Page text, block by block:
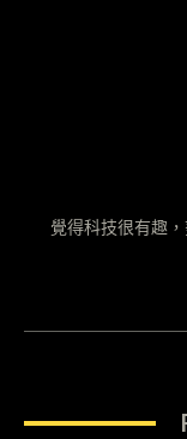
覺得科技很有趣